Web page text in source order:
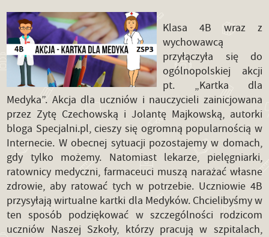
Klasa 4B wraz z
wychowawcą
przyłączyła się do
ogólnopolskiej akcji
pt. „Kartka dla
Medyka”. Akcja dla uczniów i nauczycieli zainicjowana
przez Zytę Czechowską i Jolantę Majkowską, autorki
bloga Specjalni.pl, cieszy się ogromną popularnością w
Internecie. W obecnej sytuacji pozostajemy w domach,
gdy tylko możemy. Natomiast lekarze, pielęgniarki,
ratownicy medyczni, farmaceuci muszą narażać własne
zdrowie, aby ratować tych w potrzebie. Uczniowie 4B
przysyłają wirtualne kartki dla Medyków. Chcielibyśmy w
ten sposób podziękować w szczególności rodzicom
uczniów Naszej Szkoły, którzy pracują w szpitalach,